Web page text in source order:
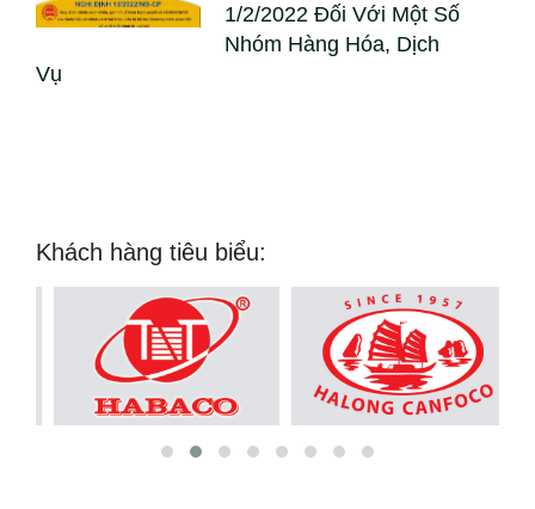
1/2/2022 Đối Với Một Số
Nhóm Hàng Hóa, Dịch
Vụ
Khách hàng tiêu biểu: